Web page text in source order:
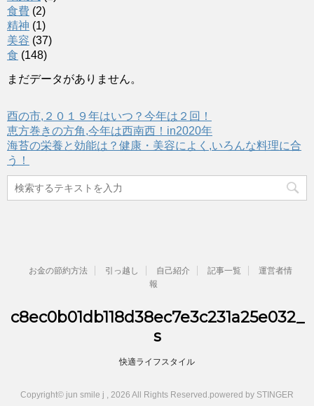
食費 (2)
精神 (1)
美容 (37)
食 (148)
まだデータがありません。
酉の市,２０１９年はいつ？今年は２回！
恵方巻きの方角,今年は西南西！in2020年
海苔の栄養と効能は？健康・美容によく,いろんな料理に合
う！
お金の節約方法 引っ越し 自己紹介 記事一覧
運営者情
報
c8ec0b01db118d38ec7e3c231a25e032_
s
快適ライフスタイル
Copyright© jun smile j , 2026 All Rights Reserved.powered by STINGER